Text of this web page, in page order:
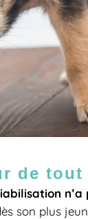
de tout
son plus